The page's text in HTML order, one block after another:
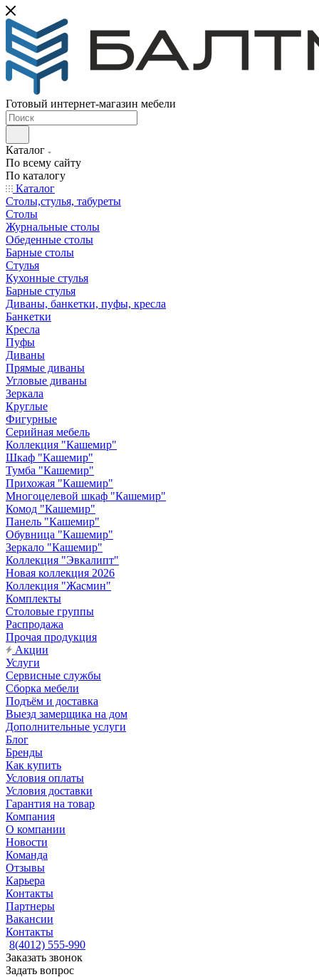
Готовый интернет-магазин мебели
Каталог
По всему сайту
По каталогу
Каталог
Столы,стулья, табуреты
Столы
Журнальные столы
Обеденные столы
Барные столы
Стулья
Кухонные стулья
Барные стулья
Диваны, банкетки, пуфы, кресла
Банкетки
Кресла
Пуфы
Диваны
Прямые диваны
Угловые диваны
Зеркала
Круглые
Фигурные
Серийная мебель
Коллекция "Кашемир"
Шкаф "Кашемир"
Тумба "Кашемир"
Прихожая "Кашемир"
Многоцелевой шкаф "Кашемир"
Комод "Кашемир"
Панель "Кашемир"
Обувница "Кашемир"
Зеркало "Кашемир"
Коллекция "Эвкалипт"
Новая коллекция 2026
Коллекция "Жасмин"
Комплекты
Столовые группы
Распродажа
Прочая продукция
Акции
Услуги
Сервисные службы
Сборка мебели
Подъём и доставка
Выезд замерщика на дом
Дополнительные услуги
Блог
Бренды
Как купить
Условия оплаты
Условия доставки
Гарантия на товар
Компания
О компании
Новости
Команда
Отзывы
Карьера
Контакты
Партнеры
Вакансии
Контакты
8(4012) 555-990
Заказать звонок
Задать вопрос